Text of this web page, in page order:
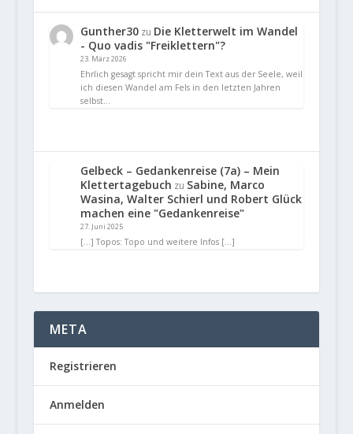
Gunther30zu Die Kletterwelt im Wandel
- Quo vadis "Freiklettern"?
23. März 2026
Ehrlich gesagt spricht mir dein Text aus der Seele, weil
ich diesen Wandel am Fels in den letzten Jahren
selbst…
Gelbeck – Gedankenreise (7a) – Mein
Klettertagebuch zu Sabine, Marco
Wasina, Walter Schierl und Robert Glück
machen eine "Gedankenreise"
27. Juni 2025
[…] Topos: Topo und weitere Infos […]
META
Registrieren
Anmelden